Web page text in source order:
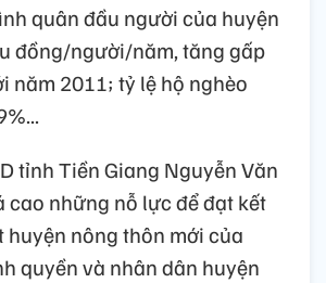
quân đầu người của huyện
đồng/người/năm, tăng gấp
năm 2011; tỷ lệ hộ nghèo
tỉnh Tiền Giang Nguyễn Văn
cao những nỗ lực để đạt kết
huyện nông thôn mới của
quyền và nhân dân huyện